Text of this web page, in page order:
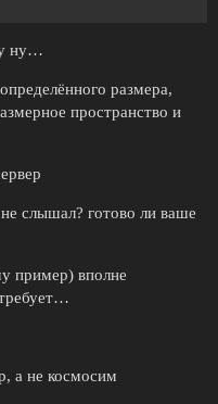
ну…
размера,
пространство и
слышал? готово ли ваше
пример) вполне
а не космосим